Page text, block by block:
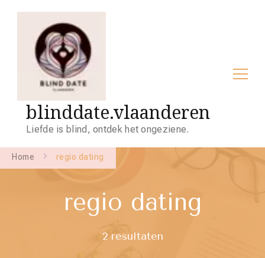
blinddate.vlaanderen
Liefde is blind, ontdek het ongeziene.
Home regio dating
regio dating
2 resultaten